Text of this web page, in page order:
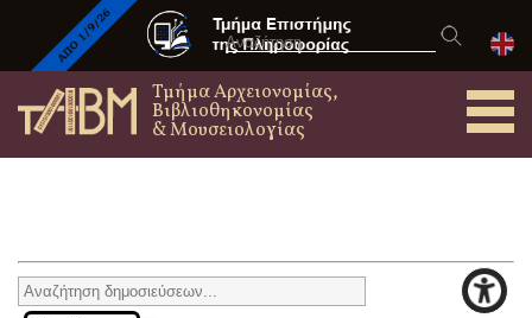
Τμήμα Αρχειονομίας,
Βιβλιοθηκονομίας
& Μουσειολογίας